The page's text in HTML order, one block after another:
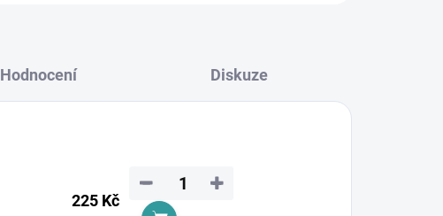
Hodnocení Diskuze
225 Kč
+
−